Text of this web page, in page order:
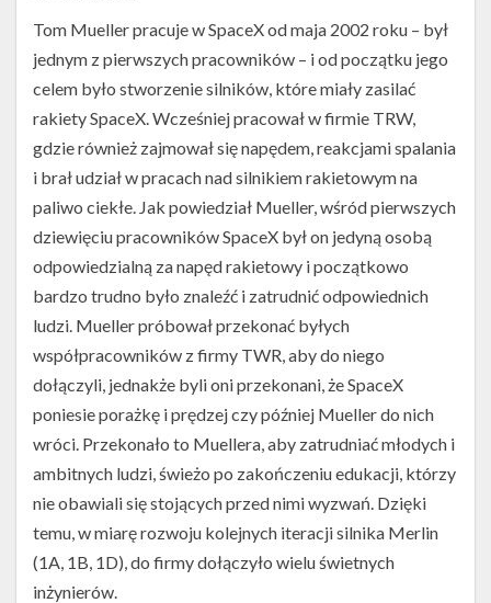
Silnik
Merlin
1D
Vacuum
przygotowywany
Tom Mueller pracuje w SpaceX od maja 2002 roku – był
jednym z pierwszych pracowników – i od początku jego
celem było stworzenie silników, które miały zasilać
rakiety SpaceX. Wcześniej pracował w firmie TRW,
gdzie również zajmował się napędem, reakcjami spalania
i brał udział w pracach nad silnikiem rakietowym na
paliwo ciekłe. Jak powiedział Mueller, wśród pierwszych
dziewięciu pracowników SpaceX był on jedyną osobą
odpowiedzialną za napęd rakietowy i początkowo
bardzo trudno było znaleźć i zatrudnić odpowiednich
ludzi. Mueller próbował przekonać byłych
współpracowników z firmy TWR, aby do niego
dołączyli, jednakże byli oni przekonani, że SpaceX
poniesie porażkę i prędzej czy później Mueller do nich
wróci. Przekonało to Muellera, aby zatrudniać młodych i
ambitnych ludzi, świeżo po zakończeniu edukacji, którzy
nie obawiali się stojących przed nimi wyzwań. Dzięki
temu, w miarę rozwoju kolejnych iteracji silnika Merlin
(1A, 1B, 1D), do firmy dołączyło wielu świetnych
inżynierów.